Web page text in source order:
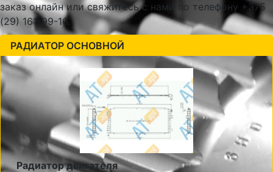
заказ онлайн или свяжитесь с нами по телефону +375
(29) 161-99-16.
РАДИАТОР ОСНОВНОЙ
Радиатор двигателя